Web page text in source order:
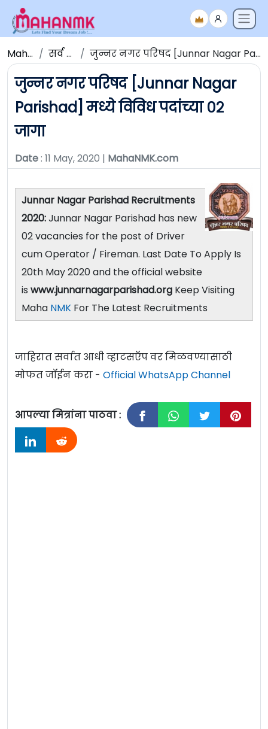
Maha NMK सर्व जाहिराती जुन्नर नगर परिषद [Junnar Nagar Parishad] मध्ये विविध पदांच्या ०२ जागा
जुन्नर नगर परिषद [Junnar Nagar
Parishad] मध्ये विविध पदांच्या ०२
जागा
Date: 11 May, 2020 | MahaNMK.com
Junnar Nagar Parishad Recruitments
2020:Junnar Nagar Parishad has new
02 vacancies for the post of Driver
cum Operator / Fireman. Last Date To Apply Is
20th May 2020 and the official website
is www.junnarnagarparishad.org Keep Visiting
Maha NMK For The Latest Recruitments
जाहिरात सर्वात आधी व्हाटसऍप वर मिळवण्यासाठी
मोफत जॉईन करा - Official WhatsApp Channel
आपल्या मित्रांना पाठवा :